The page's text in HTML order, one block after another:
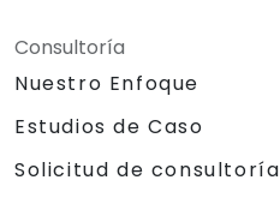
Consultoría
Nuestro Enfoque
Estudios de Caso
Solicitud de consultoría